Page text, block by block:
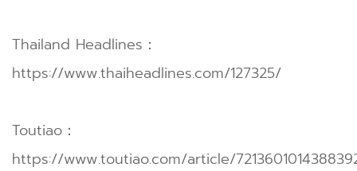
Thailand Headlines：
https://www.thaiheadlines.com/127325/
Toutiao：
https://www.toutiao.com/article/